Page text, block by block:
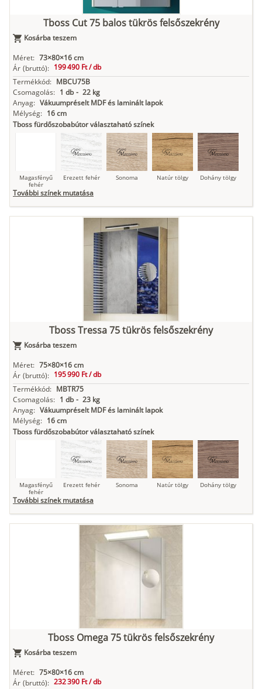
Antracit Matt fekete
Tboss Cut 75 balos tükrös felsőszekrény
Kosárba teszem
Méret: 73×80×16 cm
Ár (bruttó): 199 490 Ft /db
Termékkód: MBCU75B
Csomagolás: 1 db - 22 kg
Anyag: Vákuumpréselt MDF és laminált lapok
Mélység: 16 cm
Tboss fürdőszobabútor választaható színek
Magasfényű
fehér
Erezett fehér Sonoma Natúr tölgy Dohány tölgy
Loft beton
Szupermatt
fehér
Kőszürke Nádzöld Füstös zöld
Antracit Matt fekete
További színek mutatása
Tboss Tressa 75 tükrös felsőszekrény
Kosárba teszem
Méret: 75×80×16 cm
Ár (bruttó): 195 990 Ft /db
Termékkód: MBTR75
Csomagolás: 1 db - 23 kg
Anyag: Vákuumpréselt MDF és laminált lapok
Mélység: 16 cm
Tboss fürdőszobabútor választaható színek
Magasfényű
fehér
Erezett fehér Sonoma Natúr tölgy Dohány tölgy
Loft beton
Antracit Matt fekete
További színek mutatása
Tboss Omega 75 tükrös felsőszekrény
Kosárba teszem
Méret: 75×80×16 cm
Ár (bruttó): 232 390 Ft /db